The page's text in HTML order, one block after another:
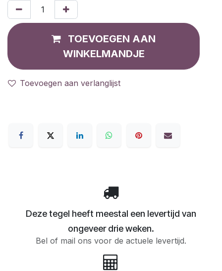
TOEVOEGEN AAN
WINKELMANDJE
Toevoegen aan verlanglijst
Deze tegel heeft meestal een levertijd van
ongeveer drie weken.
Bel of mail ons voor de actuele levertijd.